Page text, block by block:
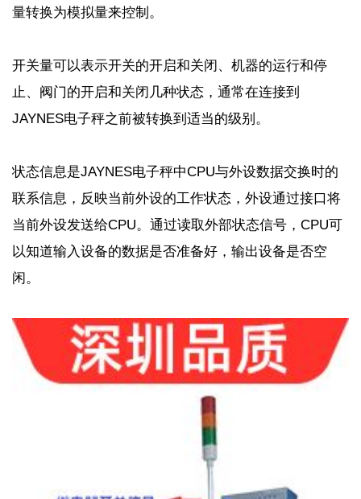
量转换为模拟量来控制。
开关量可以表示开关的开启和关闭、机器的运行和停
止、阀门的开启和关闭几种状态，通常在连接到
JAYNES电子秤之前被转换到适当的级别。
状态信息是JAYNES电子秤中CPU与外设数据交换时的
联系信息，反映当前外设的工作状态，外设通过接口将
当前外设发送给CPU。通过读取外部状态信号， CPU可
以知道输入设备的数据是否准备好，输出设备是否空
闲。